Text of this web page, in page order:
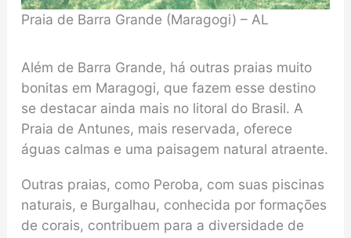
Praia de Barra Grande (Maragogi) – AL
Além de Barra Grande, há outras praias muito
bonitas em Maragogi, que fazem esse destino
se destacar ainda mais no litoral do Brasil. A
Praia de Antunes, mais reservada, oferece
águas calmas e uma paisagem natural atraente.
Outras praias, como Peroba, com suas piscinas
naturais, e Burgalhau, conhecida por formações
de corais, contribuem para a diversidade de